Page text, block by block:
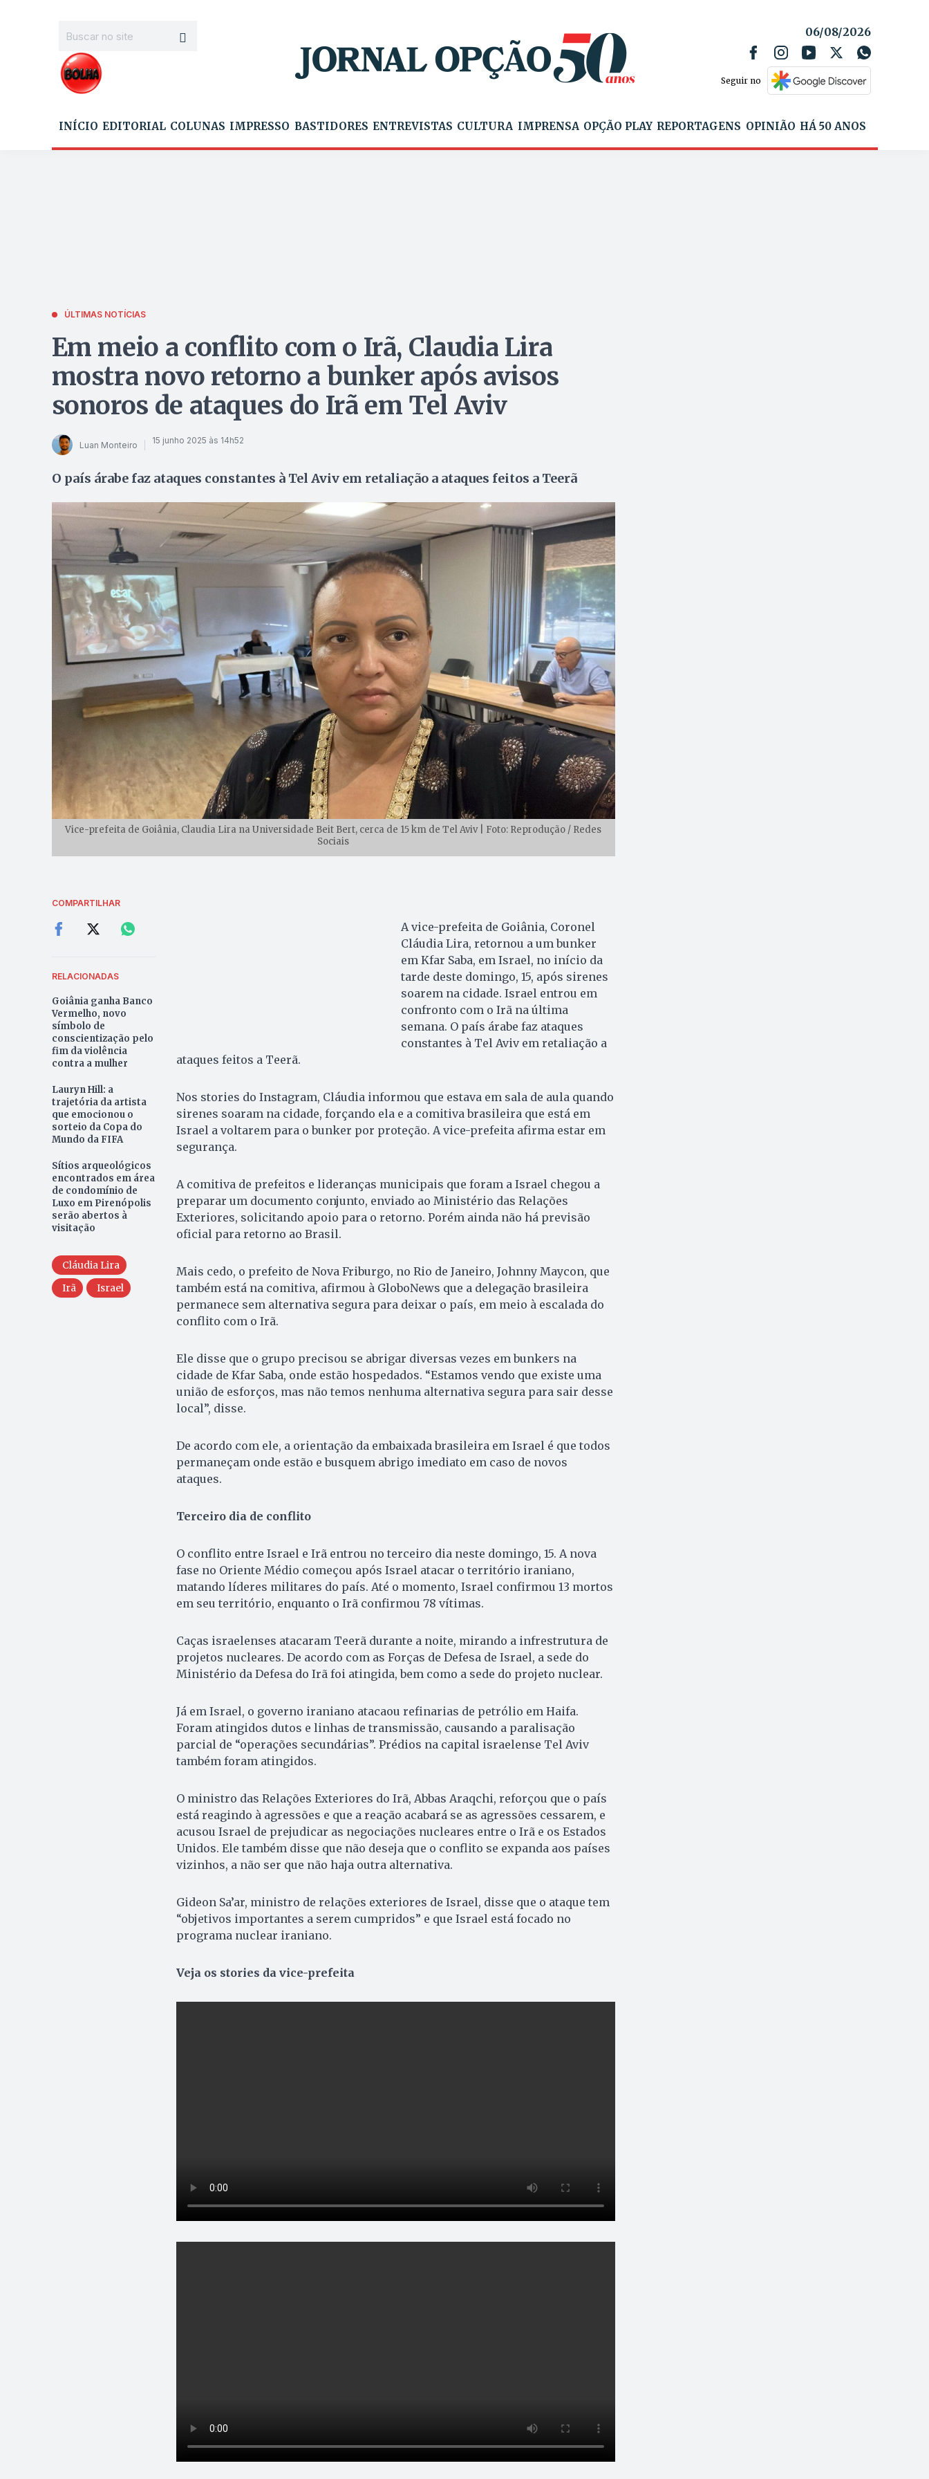
06/08/2026
Seguir no
INÍCIO EDITORIAL COLUNAS IMPRESSO BASTIDORES ENTREVISTAS CULTURA IMPRENSA OPÇÃO PLAY REPORTAGENS OPINIÃO HÁ 50 ANOS
ÚLTIMAS NOTÍCIAS
Em meio a conflito com o Irã, Claudia Lira
mostra novo retorno a bunker após avisos
sonoros de ataques do Irã em Tel Aviv
Luan Monteiro 15 junho 2025 às 14h52
O país árabe faz ataques constantes à Tel Aviv em retaliação a ataques feitos a Teerã
Vice-prefeita de Goiânia, Claudia Lira na Universidade Beit Bert, cerca de 15 km de Tel Aviv | Foto: Reprodução / Redes
Sociais
COMPARTILHAR
RELACIONADAS
Goiânia ganha Banco
Vermelho, novo
símbolo de
conscientização pelo
fim da violência
contra a mulher
Lauryn Hill: a
trajetória da artista
que emocionou o
sorteio da Copa do
Mundo da FIFA
Sítios arqueológicos
encontrados em área
de condomínio de
Luxo em Pirenópolis
serão abertos à
visitação
Cláudia Lira
Irã
Israel
A vice-prefeita de Goiânia, Coronel
Cláudia Lira, retornou a um bunker
em Kfar Saba, em Israel, no início da
tarde deste domingo, 15, após sirenes
soarem na cidade. Israel entrou em
confronto com o Irã na última
semana. O país árabe faz ataques
constantes à Tel Aviv em retaliação a
ataques feitos a Teerã.
Nos stories do Instagram, Cláudia informou que estava em sala de aula quando
sirenes soaram na cidade, forçando ela e a comitiva brasileira que está em
Israel a voltarem para o bunker por proteção. A vice-prefeita afirma estar em
segurança.
A comitiva de prefeitos e lideranças municipais que foram a Israel chegou a
preparar um documento conjunto, enviado ao Ministério das Relações
Exteriores, solicitando apoio para o retorno. Porém ainda não há previsão
oficial para retorno ao Brasil.
Mais cedo, o prefeito de Nova Friburgo, no Rio de Janeiro, Johnny Maycon, que
também está na comitiva, afirmou à GloboNews que a delegação brasileira
permanece sem alternativa segura para deixar o país, em meio à escalada do
conflito com o Irã.
Ele disse que o grupo precisou se abrigar diversas vezes em bunkers na
cidade de Kfar Saba, onde estão hospedados. “Estamos vendo que existe uma
união de esforços, mas não temos nenhuma alternativa segura para sair desse
local”, disse.
De acordo com ele, a orientação da embaixada brasileira em Israel é que todos
permaneçam onde estão e busquem abrigo imediato em caso de novos
ataques.
Terceiro dia de conflito
O conflito entre Israel e Irã entrou no terceiro dia neste domingo, 15. A nova
fase no Oriente Médio começou após Israel atacar o território iraniano,
matando líderes militares do país. Até o momento, Israel confirmou 13 mortos
em seu território, enquanto o Irã confirmou 78 vítimas.
Caças israelenses atacaram Teerã durante a noite, mirando a infrestrutura de
projetos nucleares. De acordo com as Forças de Defesa de Israel, a sede do
Ministério da Defesa do Irã foi atingida, bem como a sede do projeto nuclear.
Já em Israel, o governo iraniano atacaou refinarias de petrólio em Haifa.
Foram atingidos dutos e linhas de transmissão, causando a paralisação
parcial de “operações secundárias”. Prédios na capital israelense Tel Aviv
também foram atingidos.
O ministro das Relações Exteriores do Irã, Abbas Araqchi, reforçou que o país
está reagindo à agressões e que a reação acabará se as agressões cessarem, e
acusou Israel de prejudicar as negociações nucleares entre o Irã e os Estados
Unidos. Ele também disse que não deseja que o conflito se expanda aos países
vizinhos, a não ser que não haja outra alternativa.
Gideon Sa’ar, ministro de relações exteriores de Israel, disse que o ataque tem
“objetivos importantes a serem cumpridos” e que Israel está focado no
programa nuclear iraniano.
Veja os stories da vice-prefeita